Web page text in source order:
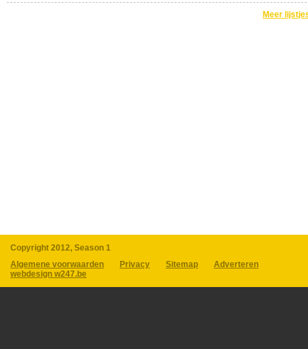
Meer
Copyright 2012, Season 1
Algemene voorwaarden
Privacy Sitemap
Adverteren
webdesign w247.be